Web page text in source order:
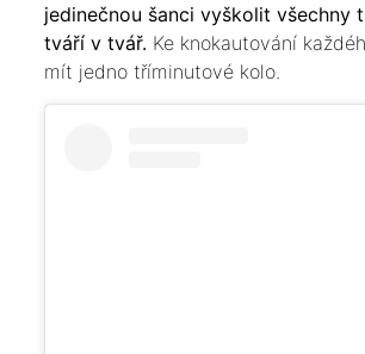
jedinečnou šanci vyškolit všechny
tváří v tvář. Ke knokautování
mít jedno tříminutové kolo.